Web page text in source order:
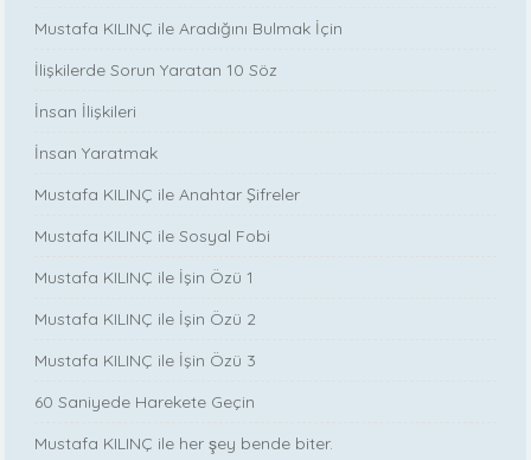
Mustafa KILINÇ ile Aradığını Bulmak İçin
İlişkilerde Sorun Yaratan 10 Söz
İnsan İlişkileri
İnsan Yaratmak
Mustafa KILINÇ ile Anahtar Şifreler
Mustafa KILINÇ ile Sosyal Fobi
Mustafa KILINÇ ile İşin Özü 1
Mustafa KILINÇ ile İşin Özü 2
Mustafa KILINÇ ile İşin Özü 3
60 Saniyede Harekete Geçin
Mustafa KILINÇ ile her şey bende biter.